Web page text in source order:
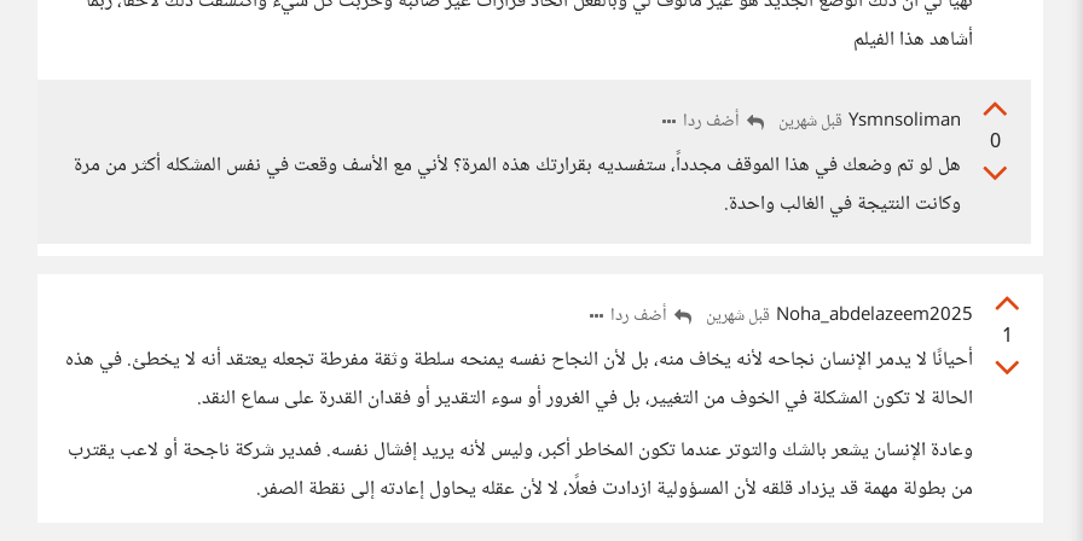
أشاهد هذا الفيلم
0
Ysmnsoliman قبل شهرين أضف ردا
هل لو تم وضعك في هذا الموقف مجدداً، ستفسديه بقرارتك هذه المرة؟ لأني مع الأسف وقعت في نفس المشكله أكثر من مرة
وكانت النتيجة في الغالب واحدة.
1
Noha_abdelazeem2025 قبل شهرين أضف ردا
أحيانًا لا يدمر الإنسان نجاحه لأنه يخاف منه، بل لأن النجاح نفسه يمنحه سلطة وثقة مفرطة تجعله يعتقد أنه لا يخطئ. في هذه
الحالة لا تكون المشكلة في الخوف من التغيير، بل في الغرور أو سوء التقدير أو فقدان القدرة على سماع النقد.
وعادة الإنسان يشعر بالشك والتوتر عندما تكون المخاطر أكبر، وليس لأنه يريد إفشال نفسه. فمدير شركة ناجحة أو لاعب يقترب
من بطولة مهمة قد يزداد قلقه لأن المسؤولية ازدادت فعلًا، لا لأن عقله يحاول إعادته إلى نقطة الصفر.